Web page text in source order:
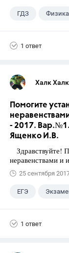
ГДЗ Физика
1 ответ
Халк Халк
Помогите
- 2017.
Ященко И.В.
Здравствуйте!
неравенствами и
25 сентября
ЕГЭ
1 ответ